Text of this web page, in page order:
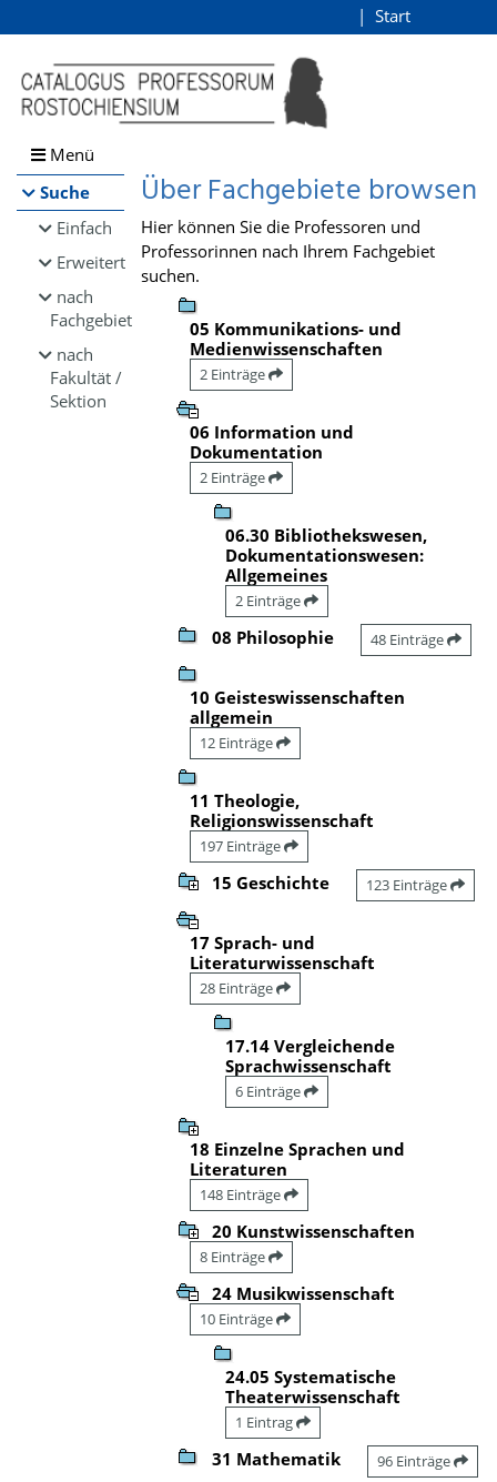
Browsen
direkt zum Inhalt
Start
Menü
Suche
Einfach
Erweitert
nach
Fachgebiet
nach
Fakultät /
Sektion
Über Fachgebiete browsen
Hier können Sie die Professoren und
Professorinnen nach Ihrem Fachgebiet
suchen.
05 Kommunikations- und
Medienwissenschaften
2 Einträge
06 Information und
Dokumentation
2 Einträge
06.30 Bibliothekswesen,
Dokumentationswesen:
Allgemeines
2 Einträge
08 Philosophie 48 Einträge
10 Geisteswissenschaften
allgemein
12 Einträge
11 Theologie,
Religionswissenschaft
197 Einträge
15 Geschichte 123 Einträge
17 Sprach- und
Literaturwissenschaft
28 Einträge
17.14 Vergleichende
Sprachwissenschaft
6 Einträge
18 Einzelne Sprachen und
Literaturen
148 Einträge
20 Kunstwissenschaften
8 Einträge
24 Musikwissenschaft
10 Einträge
24.05 Systematische
Theaterwissenschaft
1 Eintrag
31 Mathematik 96 Einträge